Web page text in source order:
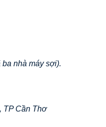
nhà máy sợi).
TP Cần Thơ